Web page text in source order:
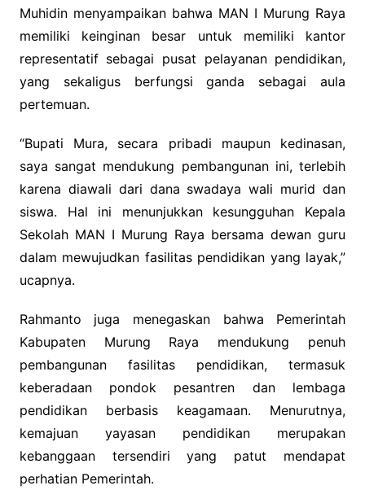
Muhidin menyampaikan bahwa MAN I Murung Raya
memiliki keinginan besar untuk memiliki kantor
representatif sebagai pusat pelayanan pendidikan,
yang sekaligus berfungsi ganda sebagai aula
pertemuan.
“Bupati Mura, secara pribadi maupun kedinasan,
saya sangat mendukung pembangunan ini, terlebih
karena diawali dari dana swadaya wali murid dan
siswa. Hal ini menunjukkan kesungguhan Kepala
Sekolah MAN I Murung Raya bersama dewan guru
dalam mewujudkan fasilitas pendidikan yang layak,”
ucapnya.
Rahmanto juga menegaskan bahwa Pemerintah
Kabupaten Murung Raya mendukung penuh
pembangunan fasilitas pendidikan, termasuk
keberadaan pondok pesantren dan lembaga
pendidikan berbasis keagamaan. Menurutnya,
kemajuan yayasan pendidikan merupakan
kebanggaan tersendiri yang patut mendapat
perhatian Pemerintah.